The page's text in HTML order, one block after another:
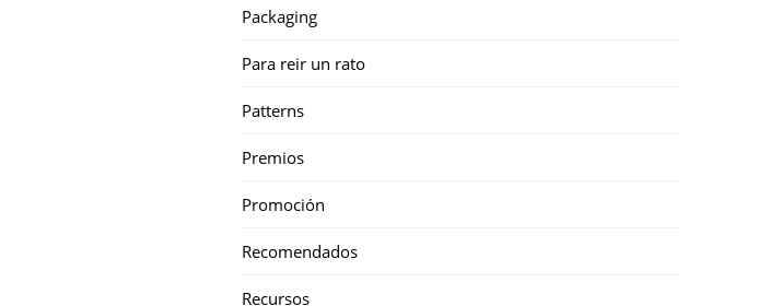
Packaging
Para reir un rato
Patterns
Premios
Promoción
Recomendados
Recursos